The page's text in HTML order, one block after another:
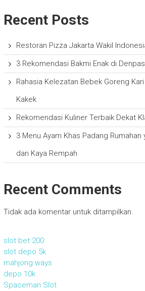
Recent Posts
Restoran Pizza Jakarta Wakil
3 Rekomendasi Bakmi Enak di
Rahasia Kelezatan Bebek Goreng
Kakek
Rekomendasi Kuliner Terbaik Dekat
3 Menu Ayam Khas Padang Rumahan
dan Kaya Rempah
Recent Comments
Tidak ada komentar untuk ditampilkan.
slot bet 200
slot depo 5k
mahjong ways
depo 10k
Spaceman Slot